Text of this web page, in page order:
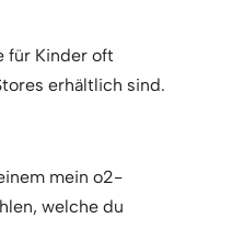
für Kinder oft
erhältlich sind.
mein o2-
welche du